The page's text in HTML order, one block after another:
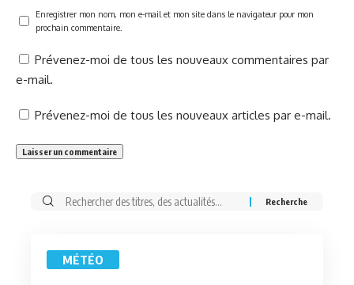
Enregistrer mon nom, mon e-mail et mon site dans le navigateur pour mon
prochain commentaire.
Prévenez-moi de tous les nouveaux commentaires par
e-mail.
Prévenez-moi de tous les nouveaux articles par e-mail.
Rechercher:
MÉTÉO